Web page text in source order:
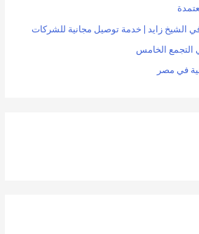
الشيخ زايد | خدمة توصيل مجانية للشركات
التجمع الخامس
في مصر